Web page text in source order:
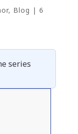
, Blog | 6
series